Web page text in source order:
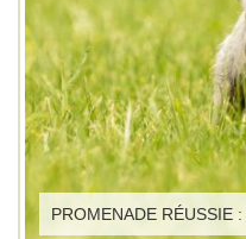
PROMENADE RÉUSSIE